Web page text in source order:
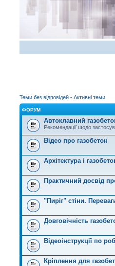
Теми без відповідей • Активні теми
ФОРУМ
Автоклавний
Рекомендації щодо
Відео про газобетон
Архітектура і
Практичний досвід
"Пиріг" стіни.
Довговічність
Відеоінструкції по
Кріплення для